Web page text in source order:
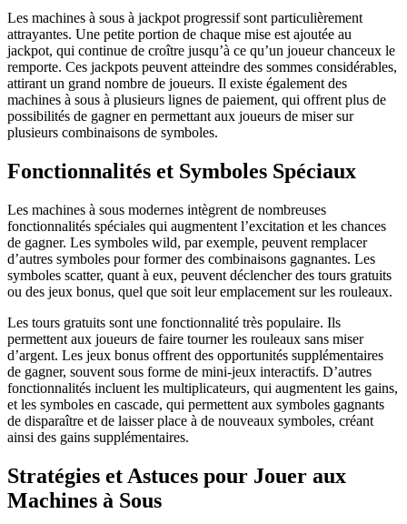
Les machines à sous à jackpot progressif sont particulièrement
attrayantes. Une petite portion de chaque mise est ajoutée au
jackpot, qui continue de croître jusqu’à ce qu’un joueur chanceux le
remporte. Ces jackpots peuvent atteindre des sommes considérables,
attirant un grand nombre de joueurs. Il existe également des
machines à sous à plusieurs lignes de paiement, qui offrent plus de
possibilités de gagner en permettant aux joueurs de miser sur
plusieurs combinaisons de symboles.
Fonctionnalités et Symboles Spéciaux
Les machines à sous modernes intègrent de nombreuses
fonctionnalités spéciales qui augmentent l’excitation et les chances
de gagner. Les symboles wild, par exemple, peuvent remplacer
d’autres symboles pour former des combinaisons gagnantes. Les
symboles scatter, quant à eux, peuvent déclencher des tours gratuits
ou des jeux bonus, quel que soit leur emplacement sur les rouleaux.
Les tours gratuits sont une fonctionnalité très populaire. Ils
permettent aux joueurs de faire tourner les rouleaux sans miser
d’argent. Les jeux bonus offrent des opportunités supplémentaires
de gagner, souvent sous forme de mini-jeux interactifs. D’autres
fonctionnalités incluent les multiplicateurs, qui augmentent les gains,
et les symboles en cascade, qui permettent aux symboles gagnants
de disparaître et de laisser place à de nouveaux symboles, créant
ainsi des gains supplémentaires.
Stratégies et Astuces pour Jouer aux
Machines à Sous